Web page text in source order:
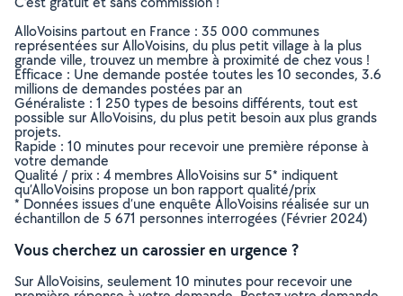
AlloVoisins partout en France : 35 000 communes
représentées sur AlloVoisins, du plus petit village à la plus
grande ville, trouvez un membre à proximité de chez vous !
Efficace : Une demande postée toutes les 10 secondes, 3.6
millions de demandes postées par an
Généraliste : 1 250 types de besoins différents, tout est
possible sur AlloVoisins, du plus petit besoin aux plus grands
projets.
Rapide : 10 minutes pour recevoir une première réponse à
votre demande
Qualité / prix : 4 membres AlloVoisins sur 5* indiquent
qu’AlloVoisins propose un bon rapport qualité/prix
* Données issues d’une enquête AlloVoisins réalisée sur un
échantillon de 5 671 personnes interrogées (Février 2024)
Vous cherchez un carossier en urgence ?
Sur AlloVoisins, seulement 10 minutes pour recevoir une